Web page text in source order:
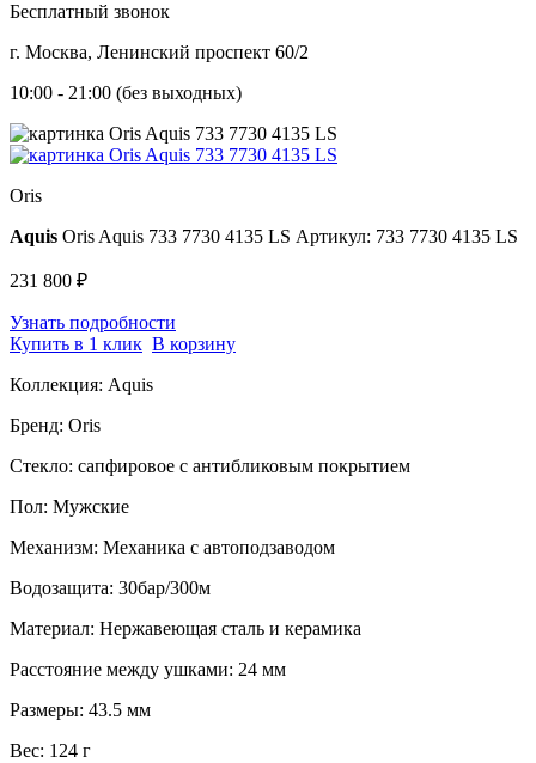
Бесплатный звонок
г. Москва, Ленинский проспект 60/2
10:00 - 21:00 (без выходных)
Oris
Aquis Oris Aquis 733 7730 4135 LS Артикул: 733 7730 4135 LS
231 800 ₽
Узнать подробности
Купить в 1 клик В корзину
Коллекция: Aquis
Бренд: Oris
Стекло: сапфировое с антибликовым покрытием
Пол: Мужские
Механизм: Механика с автоподзаводом
Водозащита: 30бар/300м
Материал: Нержавеющая сталь и керамика
Расстояние между ушками: 24 мм
Размеры: 43.5 мм
Вес: 124 г